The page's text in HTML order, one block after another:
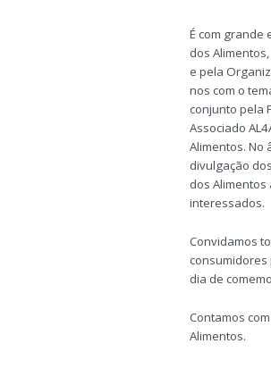
É com grande
dos
e pela
nos com o
conjunto pela
Associado
Alimentos. No
divulgação
dos
interessados.
Convidamos
dia de
Contamos
Alimentos.